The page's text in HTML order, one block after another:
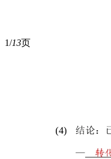
1/13页